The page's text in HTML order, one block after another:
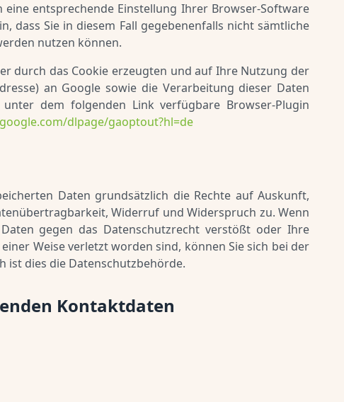
entsprechende Einstellung Ihrer Browser-Software
dass Sie in diesem Fall gegebenenfalls nicht sämtliche
nutzen können.
durch das Cookie erzeugten und auf Ihre Nutzung der
an Google sowie die Verarbeitung dieser Daten
dem folgenden Link verfügbare Browser-Plugin
dlpage/gaoptout?hl=de
Daten grundsätzlich die Rechte auf Auskunft,
Widerruf und Widerspruch zu. Wenn
gegen das Datenschutzrecht verstößt oder Ihre
Weise verletzt worden sind, können Sie sich bei der
ist dies die Datenschutzbehörde.
Kontaktdaten